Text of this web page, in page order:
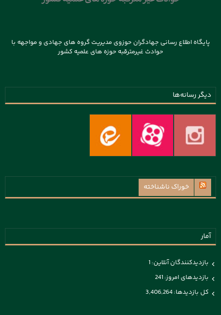
پایگاه اطلاع رسانی جهادگران حوزوی مدیریت گروه های جهادی و مواجهه با
حوادث غیرمترقبه حوزه های علمیه کشور
دیگر رسانه‌ها
خوراک ناشناخته
آمار
بازدیدکنندگان آنلاین:1
بازدیدهای امروز:241
کل بازدیدها:3,406,264